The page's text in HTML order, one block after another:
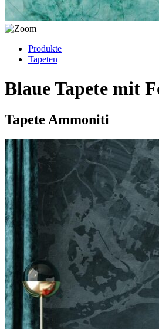
Produkte
Tapeten
Blaue Tapete mit
Tapete Ammoniti